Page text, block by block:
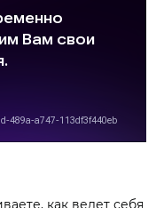
как ведет себя